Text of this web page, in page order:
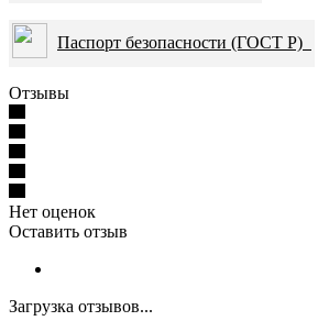
Паспорт безопасности (ГОСТ Р)
Отзывы
Нет оценок
Оставить отзыв
Загрузка отзывов...